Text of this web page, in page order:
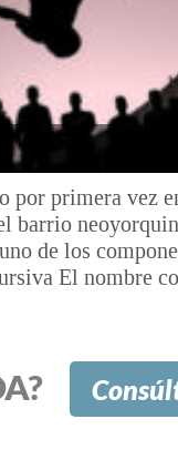
por primera vez
barrio
de los
El nombre